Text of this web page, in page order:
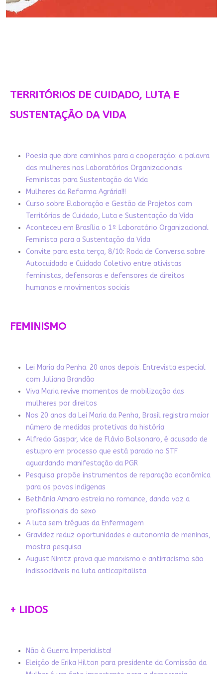
TERRITÓRIOS DE CUIDADO, LUTA E
SUSTENTAÇÃO DA VIDA
Poesia que abre caminhos para a cooperação: a palavra
das mulheres nos Laboratórios Organizacionais
Feministas para Sustentação da Vida
Mulheres da Reforma Agrária!!!
Curso sobre Elaboração e Gestão de Projetos com
Territórios de Cuidado, Luta e Sustentação da Vida
Aconteceu em Brasília o 1º Laboratório Organizacional
Feminista para a Sustentação da Vida
Convite para esta terça, 8/10: Roda de Conversa sobre
Autocuidado e Cuidado Coletivo entre ativistas
feministas, defensoras e defensores de direitos
humanos e movimentos sociais
FEMINISMO
Lei Maria da Penha. 20 anos depois. Entrevista especial
com Juliana Brandão
Viva Maria revive momentos de mobilização das
mulheres por direitos
Nos 20 anos da Lei Maria da Penha, Brasil registra maior
número de medidas protetivas da história
Alfredo Gaspar, vice de Flávio Bolsonaro, é acusado de
estupro em processo que está parado no STF
aguardando manifestação da PGR
Pesquisa propõe instrumentos de reparação econômica
para os povos indígenas
Bethânia Amaro estreia no romance, dando voz a
profissionais do sexo
A luta sem tréguas da Enfermagem
Gravidez reduz oportunidades e autonomia de meninas,
mostra pesquisa
August Nimtz prova que marxismo e antirracismo são
indissociáveis na luta anticapitalista
+ LIDOS
Não à Guerra Imperialista!
Eleição de Erika Hilton para presidente da Comissão da